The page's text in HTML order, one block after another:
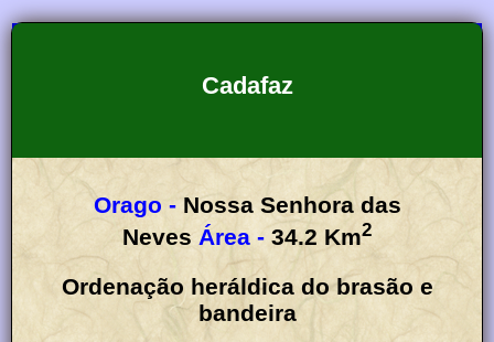
Cadafaz
Orago - Nossa Senhora das
Neves
Área - 34.2 Km2
Ordenação heráldica do brasão e
bandeira